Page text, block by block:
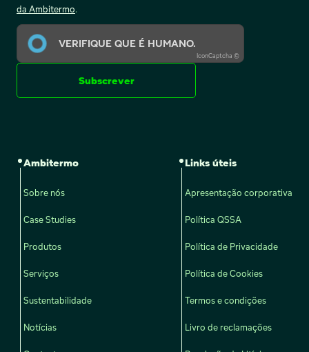
da Ambitermo.
VERIFIQUE QUE É HUMANO.
IconCaptcha ©
Subscrever
Ambitermo
Sobre nós
Case Studies
Produtos
Serviços
Sustentabilidade
Notícias
Links úteis
Apresentação corporativa
Política QSSA
Política de Privacidade
Política de Cookies
Termos e condições
Livro de reclamações